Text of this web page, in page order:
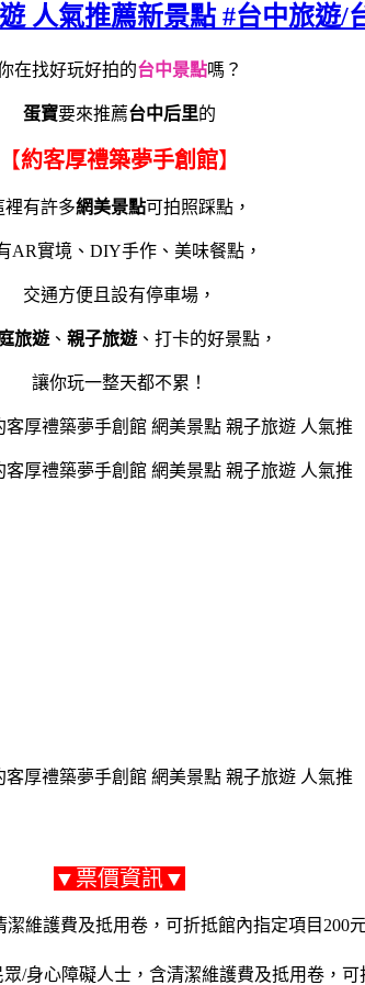
人氣推薦新景點 #台中旅遊/
在找好玩好拍的台中景點嗎？
蛋寶要來推薦台中后里的
【約客厚禮築夢手創館】
裡有許多網美景點可拍照踩點，
AR實境、DIY手作、美味餐點，
交通方便且設有停車場，
旅遊 、 親子旅遊 、打卡的好景點，
讓你玩一整天都不累！
▼票價資訊▼
維護費及抵用卷，可折抵館內指定項目200
眾/身心障礙人士，含清潔維護費及抵用卷，